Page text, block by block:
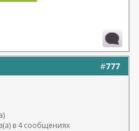
#777
в 4 сообщениях